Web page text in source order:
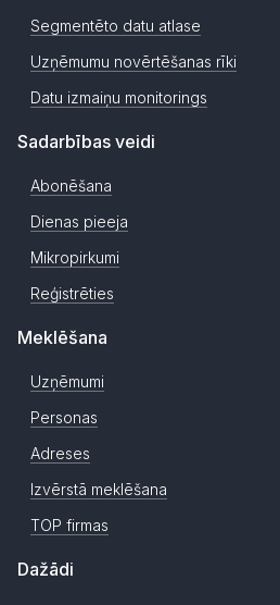
Segmentēto datu atlase
Uzņēmumu novērtēšanas rīki
Datu izmaiņu monitorings
Sadarbības veidi
Abonēšana
Dienas pieeja
Mikropirkumi
Reģistrēties
Meklēšana
Uzņēmumi
Personas
Adreses
Izvērstā meklēšana
TOP firmas
Dažādi